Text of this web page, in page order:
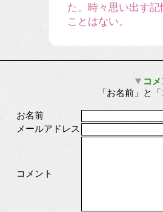
た。時々思い出す
ことはない。
コ
「お名前」と
お名前
メールアドレス
コメント